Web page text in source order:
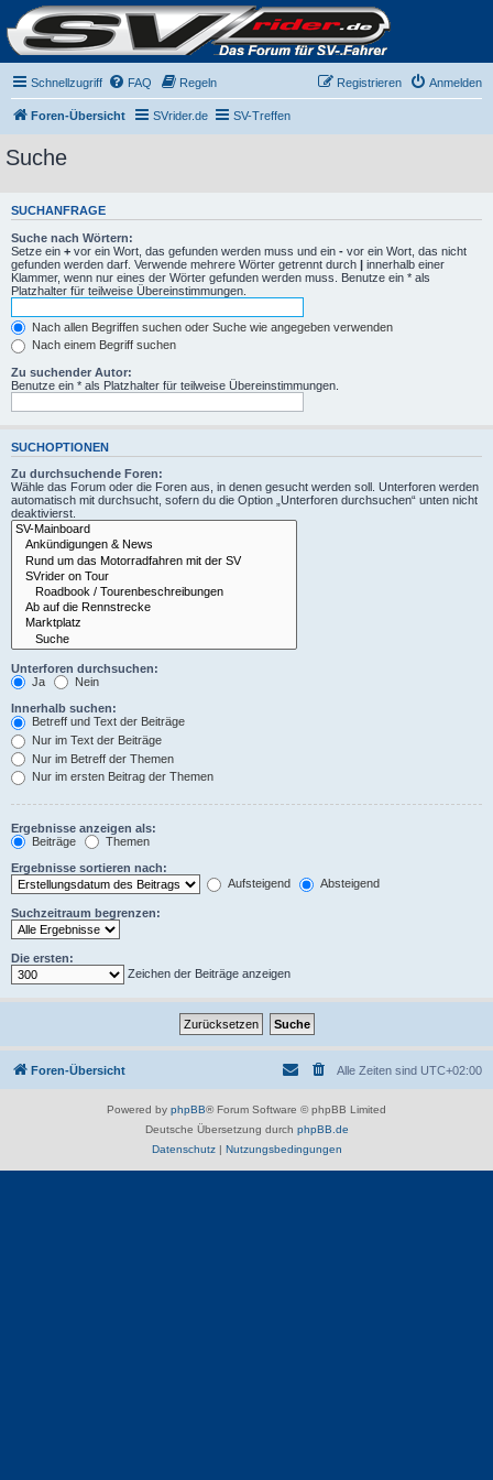
Schnellzugriff FAQ Regeln Anmelden
Registrieren
Foren-Übersicht SVrider.de SV-Treffen
Suche
SUCHANFRAGE
Suche nach Wörtern:
Setze ein + vor ein Wort, das gefunden werden muss und ein - vor ein Wort, das nicht
gefunden werden darf. Verwende mehrere Wörter getrennt durch | innerhalb einer
Klammer, wenn nur eines der Wörter gefunden werden muss. Benutze ein * als
Platzhalter für teilweise Übereinstimmungen.
Nach allen Begriffen suchen oder Suche wie angegeben verwenden
Nach einem Begriff suchen
Zu suchender Autor:
Benutze ein * als Platzhalter für teilweise Übereinstimmungen.
SUCHOPTIONEN
Zu durchsuchende Foren:
Wähle das Forum oder die Foren aus, in denen gesucht werden soll. Unterforen werden
automatisch mit durchsucht, sofern du die Option „Unterforen durchsuchen“ unten nicht
deaktivierst.
Unterforen durchsuchen:
Ja
Nein
Innerhalb suchen:
Betreff und Text der Beiträge
Nur im Text der Beiträge
Nur im Betreff der Themen
Nur im ersten Beitrag der Themen
Ergebnisse anzeigen als:
Beiträge
Themen
Ergebnisse sortieren nach:
Aufsteigend
Absteigend
Suchzeitraum begrenzen:
Die ersten:
Zeichen der Beiträge anzeigen
Foren-Übersicht Alle Zeiten sind UTC+02:00
Powered by phpBB® Forum Software © phpBB Limited
Deutsche Übersetzung durch phpBB.de
Datenschutz| Nutzungsbedingungen